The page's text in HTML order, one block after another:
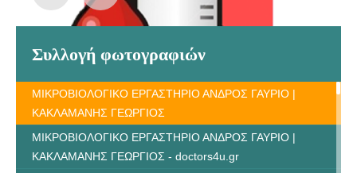
Συλλογή φωτογραφιών
ΜΙΚΡΟΒΙΟΛΟΓΙΚΟ ΕΡΓΑΣΤΗΡΙΟ ΑΝΔΡΟΣ ΓΑΥΡΙΟ |
ΚΑΚΛΑΜΑΝΗΣ ΓΕΩΡΓΙΟΣ
ΜΙΚΡΟΒΙΟΛΟΓΙΚΟ ΕΡΓΑΣΤΗΡΙΟ ΑΝΔΡΟΣ ΓΑΥΡΙΟ |
ΚΑΚΛΑΜΑΝΗΣ ΓΕΩΡΓΙΟΣ - doctors4u.gr